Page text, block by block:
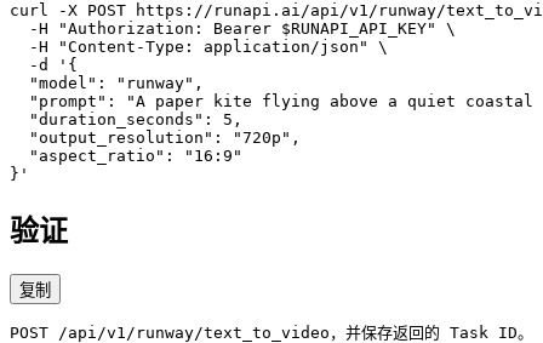
curl -X POST https://runapi.ai/api/v1/runway/
  -H "Authorization: Bearer $RUNAPI_API_KEY" \
  -H "Content-Type: application/json" \
  -d '{
  "model": "runway",
"prompt": "A paper kite flying above a quiet coastal
  "duration_seconds": 5,
  "output_resolution": "720p",
  "aspect_ratio": "16:9"
}'
验证
复制
POST /api/v1/runway/text_to_video，并保存返回的 Task ID。